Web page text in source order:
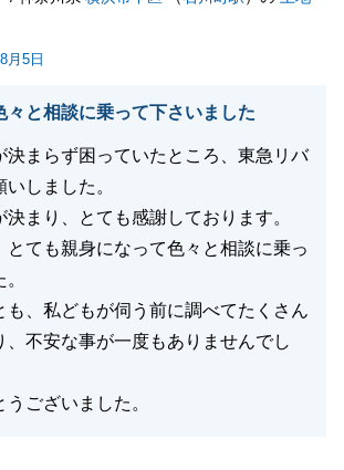
月5日
々と相談に乗って下さいました
決まらず困っていたところ、東急リバ
しました。
まり、とても感謝しております。
とても親身になって色々と相談に乗っ
も、私どもが伺う前に調べてたくさん
、不安な事が一度もありませんでし
ございました。